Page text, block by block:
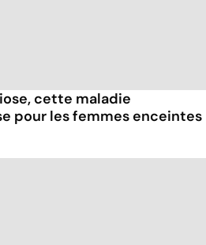
cette maladie
pour les femmes enceintes